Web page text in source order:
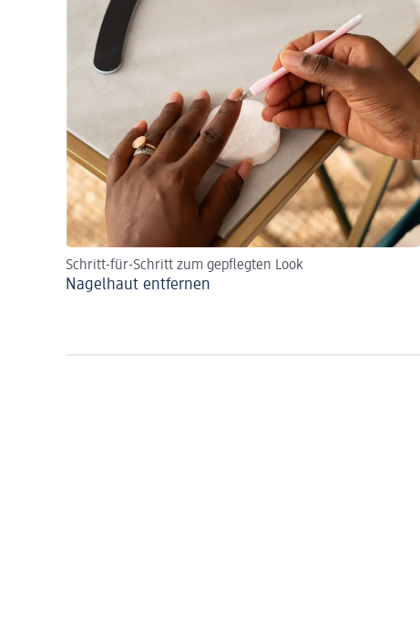
Schritt-für-Schritt zum gepflegten Look
Nagelhaut entfernen